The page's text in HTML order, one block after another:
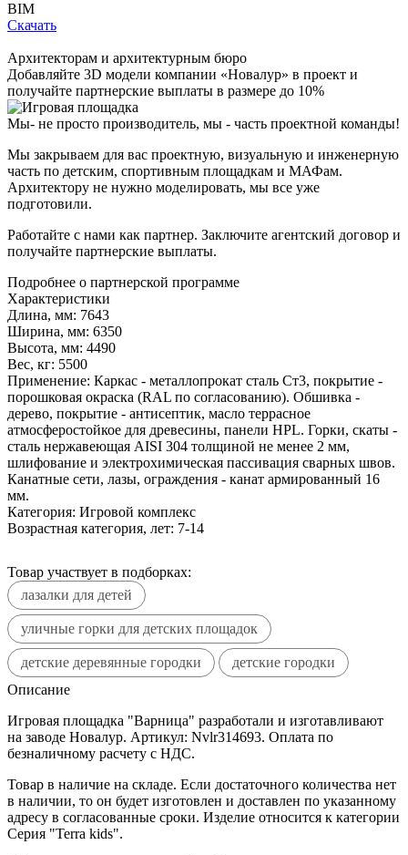
BIM
Скачать
Архитекторам и архитектурным бюро
Добавляйте 3D модели компании «Новалур» в проект и
получайте партнерские выплаты в размере до 10%
Мы- не просто производитель, мы - часть проектной команды!
Мы закрываем для вас проектную, визуальную и инженерную
часть по детским, спортивным площадкам и МАФам.
Архитектору не нужно моделировать, мы все уже
подготовили.
Работайте с нами как партнер. Заключите агентский договор и
получайте партнерские выплаты.
Подробнее о партнерской программе
Характеристики
Длина, мм: 7643
Ширина, мм: 6350
Высота, мм: 4490
Вес, кг: 5500
Применение: Каркас - металлопрокат сталь Ст3, покрытие -
порошковая окраска (RAL по согласованию). Обшивка -
дерево, покрытие - антисептик, масло террасное
атмосферостойкое для древесины, панели HPL. Горки, скаты -
сталь нержавеющая AISI 304 толщиной не менее 2 мм,
шлифование и электрохимическая пассивация сварных швов.
Канатные сети, лазы, ограждения - канат армированный 16
мм.
Категория: Игровой комплекс
Возрастная категория, лет: 7-14
Товар участвует в подборках:
лазалки для детей
уличные горки для детских площадок
детские деревянные городки
детские городки
Описание
Игровая площадка "Варница" разработали и изготавливают
на заводе Новалур. Артикул: Nvlr314693. Оплата по
безналичному расчету с НДС.
Товар в наличие на складе. Если достаточного количества нет
в наличии, то он будет изготовлен и доставлен по указанному
адресу в согласованные сроки. Изделие относится к категории
Серия "Terra kids".